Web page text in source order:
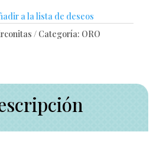
a la lista de deseos
Categoría: ORO